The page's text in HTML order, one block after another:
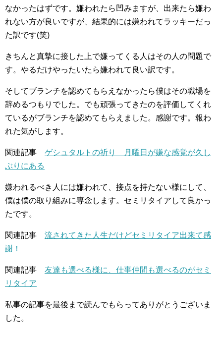
なかったはずです。嫌われたら凹みますが、出来たら嫌わ
れない方が良いですが、結果的には嫌われてラッキーだっ
た訳です(笑)
きちんと真摯に接した上で嫌ってくる人はその人の問題で
す。やるだけやったいたら嫌われて良い訳です。
そしてブランチを認めてもらえなかったら僕はその職場を
辞めるつもりでした。でも頑張ってきたのを評価してくれ
ているがブランチを認めてもらえました。感謝です。報わ
れた気がします。
関連記事 ゲシュタルトの祈り 月曜日が嫌な感覚が久し
ぶりにある
嫌われるべき人には嫌われて、接点を持たない様にして、
僕は僕の取り組みに専念します。セミリタイアして良かっ
たです。
関連記事 流されてきた人生だけどセミリタイア出来て感
謝！
関連記事 友達も選べる様に、仕事仲間も選べるのがセミ
リタイア
私事の記事を最後まで読んでもらってありがとうございま
した。